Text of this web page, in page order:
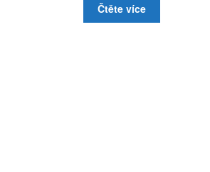
Čtěte více